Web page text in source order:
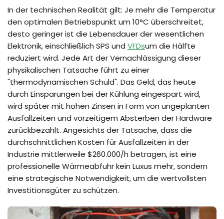
In der technischen Realität gilt: Je mehr die Temperatur
den optimalen Betriebspunkt um 10°C überschreitet,
desto geringer ist die Lebensdauer der wesentlichen
Elektronik, einschließlich SPS und VFDsum die Hälfte
reduziert wird. Jede Art der Vernachlässigung dieser
physikalischen Tatsache führt zu einer
"thermodynamischen Schuld". Das Geld, das heute
durch Einsparungen bei der Kühlung eingespart wird,
wird später mit hohen Zinsen in Form von ungeplanten
Ausfallzeiten und vorzeitigem Absterben der Hardware
zurückbezahlt. Angesichts der Tatsache, dass die
durchschnittlichen Kosten für Ausfallzeiten in der
Industrie mittlerweile $260.000/h betragen, ist eine
professionelle Wärmeabfuhr kein Luxus mehr, sondern
eine strategische Notwendigkeit, um die wertvollsten
Investitionsgüter zu schützen.